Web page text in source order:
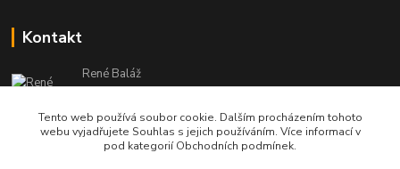
Kontakt
René Baláž
Eshop: +421 902 212 007
od 8:00 - do 16:00 hod
info@kotlikyshop.sk
Tento web používá soubor cookie. Dalším procházením tohoto
webu vyjadřujete Souhlas s jejich používáním. Více informací v
pod kategorií Obchodních podmínek.